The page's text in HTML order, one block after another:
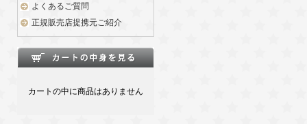
よくあるご質問
正規販売店提携元ご紹介
カートの中に商品はありません